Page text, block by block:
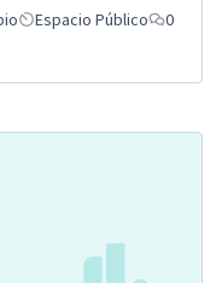
Espacio Público
0